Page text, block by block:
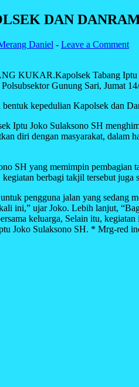
DAN
Daniel - Leave a Comment
KUKAR.Kapolsek Tabang Iptu
Gunung Sari, Jumat
kepedulian Kapolsek dan
Iptu Joko Sulaksono SH
diri dengan masyarakat, dalam
SH yang memimpin pembagian
berbagi takjil tersebut juga
pengguna jalan yang sedang
ini,” ujar Joko. Lebih lanjut,
keluarga, Selain itu,
Joko Sulaksono SH. * Mrg-red